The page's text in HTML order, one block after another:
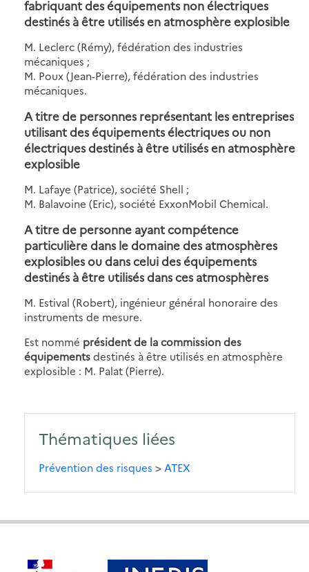
fabriquant des équipements non électriques
destinés à être utilisés en atmosphère explosible
M. Leclerc (Rémy), fédération des industries
mécaniques ;
M. Poux (Jean-Pierre), fédération des industries
mécaniques.
A titre de personnes représentant les entreprises
utilisant des équipements électriques ou non
électriques destinés à être utilisés en atmosphère
explosible
M. Lafaye (Patrice), société Shell ;
M. Balavoine (Eric), société ExxonMobil Chemical.
A titre de personne ayant compétence
particulière dans le domaine des atmosphères
explosibles ou dans celui des équipements
destinés à être utilisés dans ces atmosphères
M. Estival (Robert), ingénieur général honoraire des
instruments de mesure.
Est nommé président de la commission des
équipementsdestinés à être utilisés en atmosphère
explosible : M. Palat (Pierre).
Thématiques liées
Prévention des risques > ATEX